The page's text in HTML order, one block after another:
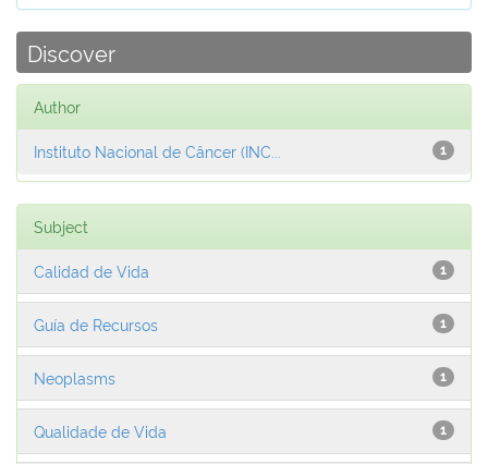
Discover
Author
1
Instituto Nacional de Câncer (INC...
Subject
1
Calidad de Vida
1
Guía de Recursos
1
Neoplasms
1
Qualidade de Vida